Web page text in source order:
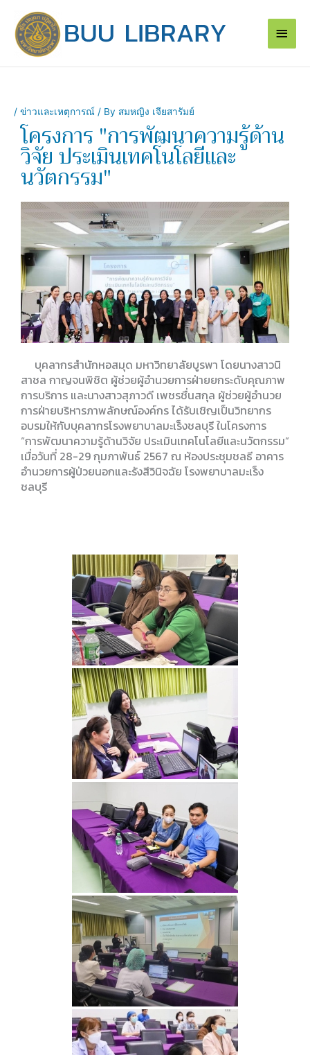
content
Main
/ ข่าวและเหตุการณ์ / By สมหญิง เจียสารัมย์
โครงการ "การพัฒนาความรู้ด้าน
วิจัย ประเมินเทคโนโลยีและ
นวัตกรรม"
บุคลากรสำนักหอสมุด มหาวิทยาลัยบูรพา โดยนางสาวนิ
สาชล กาญจนพิชิต ผู้ช่วยผู้อํานวยการฝ่ายยกระดับคุณภาพ
การบริการ และนางสาวสุภาวดี เพชรชื่นสกุล ผู้ช่วยผู้อํานวย
การฝ่ายบริหารภาพลักษณ์องค์กร ได้รับเชิญเป็นวิทยากร
อบรมให้กับบุคลากรโรงพยาบาลมะเร็งชลบุรี ในโครงการ
“การพัฒนาความรู้ด้านวิจัย ประเมินเทคโนโลยีและนวัตกรรม”
เมื่อวันที่ 28-29 กุมภาพันธ์ 2567 ณ ห้องประชุมชลธี อาคาร
อำนวยการผู้ป่วยนอกและรังสีวินิจฉัย โรงพยาบาลมะเร็ง
ชลบุรี